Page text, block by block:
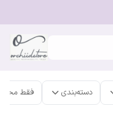
دسته‌بندی فقط